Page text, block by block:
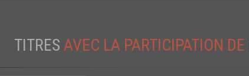
TITRES AVEC LA PARTICIPATION DE